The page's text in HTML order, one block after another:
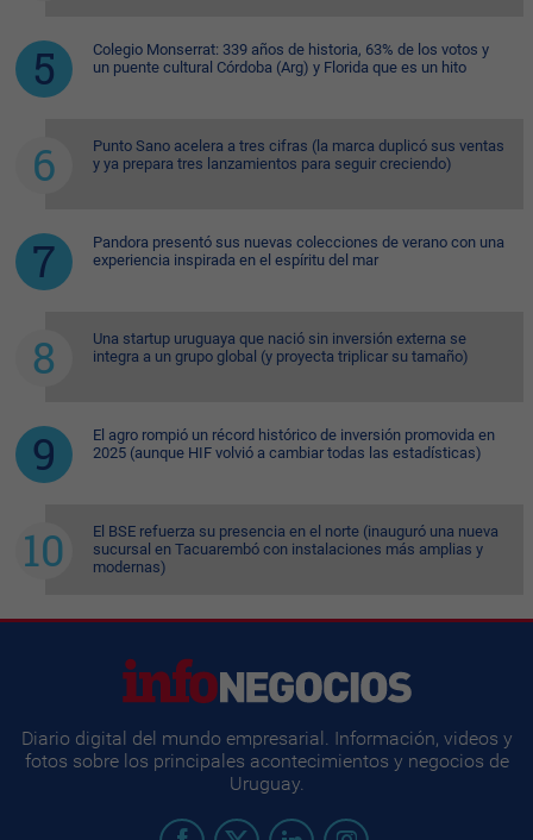
Colegio Monserrat: 339 años de historia, 63% de los votos y
un puente cultural Córdoba (Arg) y Florida que es un hito
Punto Sano acelera a tres cifras (la marca duplicó sus ventas
y ya prepara tres lanzamientos para seguir creciendo)
Pandora presentó sus nuevas colecciones de verano con una
experiencia inspirada en el espíritu del mar
Una startup uruguaya que nació sin inversión externa se
integra a un grupo global (y proyecta triplicar su tamaño)
El agro rompió un récord histórico de inversión promovida en
2025 (aunque HIF volvió a cambiar todas las estadísticas)
El BSE refuerza su presencia en el norte (inauguró una nueva
sucursal en Tacuarembó con instalaciones más amplias y
modernas)
Diario digital del mundo empresarial. Información, videos y
fotos sobre los principales acontecimientos y negocios de
Uruguay.